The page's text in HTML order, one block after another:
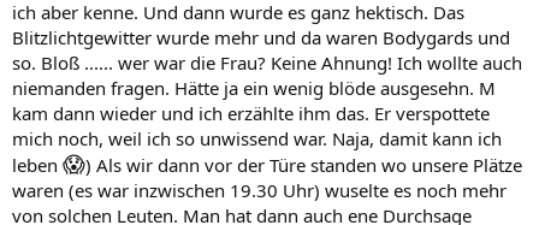
ich aber kenne. Und dann wurde es ganz hektisch. Das
Blitzlichtgewitter wurde mehr und da waren Bodygards und
so. Bloß ...... wer war die Frau? Keine Ahnung! Ich wollte auch
niemanden fragen. Hätte ja ein wenig blöde ausgesehn. M
kam dann wieder und ich erzählte ihm das. Er verspottete
mich noch, weil ich so unwissend war. Naja, damit kann ich
leben 😱) Als wir dann vor der Türe standen wo unsere Plätze
waren (es war inzwischen 19.30 Uhr) wuselte es noch mehr
von solchen Leuten. Man hat dann auch ene Durchsage